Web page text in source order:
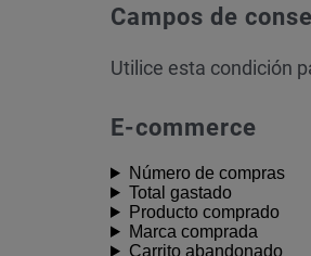
Campos de
Utilice esta condición
E-commerce
Número de compras
Total gastado
Producto comprado
Marca comprada
Carrito abandonado